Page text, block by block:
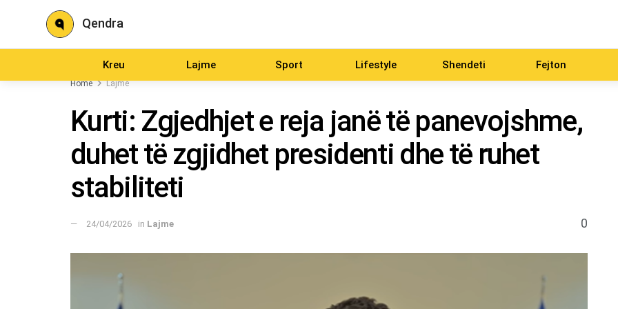
Qendra
Kreu Lajme Sport Lifestyle Shendeti Fejton
Home Lajme
Kurti: Zgjedhjet e reja janë të panevojshme,
duhet të zgjidhet presidenti dhe të ruhet
stabiliteti
24/04/2026 in Lajme 0